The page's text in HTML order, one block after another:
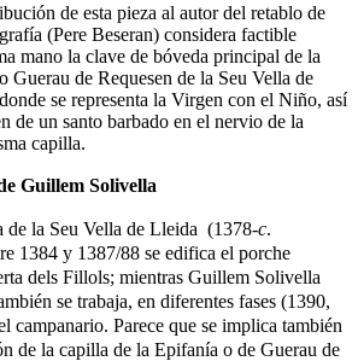
de esta pieza al autor del retablo de
(Pere Beseran) considera factible
mano la clave de bóveda principal de la
Guerau de Requesen de la Seu Vella de
se representa la Virgen con el Niño, así
de un santo barbado en el nervio de la
capilla.
Guillem Solivella
de la Seu Vella de Lleida (1378-c.
1384 y 1387/88 se edifica el porche
dels Fillols; mientras Guillem Solivella
se trabaja, en diferentes fases (1390,
campanario. Parece que se implica también
de la capilla de la Epifanía o de Guerau de